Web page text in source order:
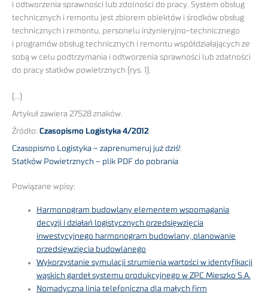
i odtworzenia sprawności lub zdolności do pracy. System obsług
technicznych i remontu jest zbiorem obiektów i środków obsług
technicznych i remontu, personelu inżynieryjno-technicznego
i programów obsług technicznych i remontu współdziałających ze
sobą w celu podtrzymania i odtworzenia sprawności lub zdatności
do pracy statków powietrznych (rys. 1).
(…)
Artykuł zawiera 27528 znaków.
Źródło: Czasopismo Logistyka 4/2012
Czasopismo Logistyka – zaprenumeruj już dziś!
Statków Powietrznych – plik PDF do pobrania
Powiązane wpisy:
Harmonogram budowlany elementem wspomagania
decyzji i działań logistycznych przedsięwzięcia
inwestycyjnego harmonogram budowlany, planowanie
przedsięwzięcia budowlanego
Wykorzystanie symulacji strumienia wartości w identyfikacji
wąskich gardeł systemu produkcyjnego w ZPC Mieszko S.A.
Nomadyczna linia telefoniczna dla małych firm